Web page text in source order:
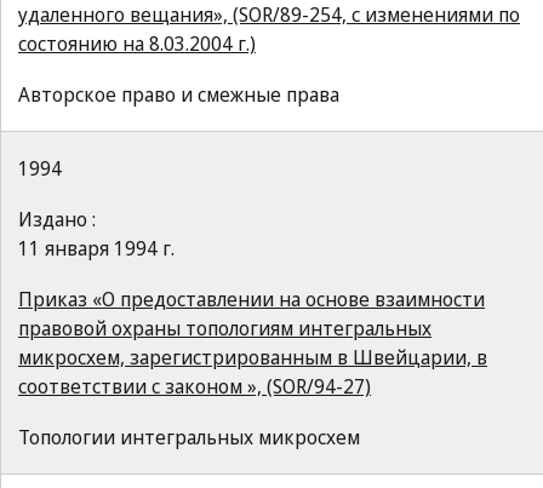
удаленного вещания», (SOR/89-254, с изменениями по
состоянию на 8.03.2004 г.)
Авторское право и смежные права
1994
Издано :
11 января 1994 г.
Приказ «О предоставлении на основе взаимности
правовой охраны топологиям интегральных
микросхем, зарегистрированным в Швейцарии, в
соответствии с законом », (SOR/94-27)
Топологии интегральных микросхем